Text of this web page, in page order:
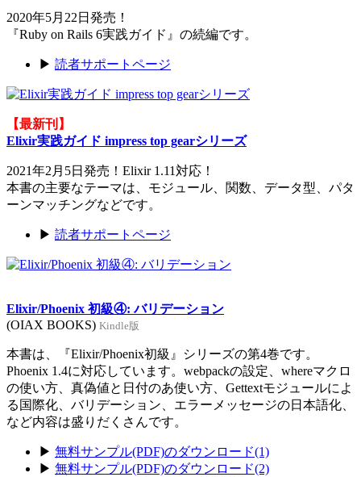
2020年5月22日発売！
『Ruby on Rails 6実践ガイド』の続編です。
▶ 読者サポートページ
【最新刊】
Elixir実践ガイド impress top gearシリーズ
2021年2月5日発売！Elixir 1.11対応！
本書の主要なテーマは、モジュール、関数、データ型、パタ
ーンマッチングなどです。
▶ 読者サポートページ
Elixir/Phoenix 初級④: バリデーション
(OIAX BOOKS) Kindle版
本書は、『Elixir/Phoenix初級』シリーズの第4巻です。
Phoenix 1.4に対応しています。webpackの設定、whereマクロ
の使い方、真偽値と日付のあ使い方、Gettextモジュールによ
る国際化、バリデーション、エラーメッセージの日本語化、
など内容は盛りだくさんです。
▶ 無料サンプル(PDF)のダウンロード(1)
▶ 無料サンプル(PDF)のダウンロード(2)